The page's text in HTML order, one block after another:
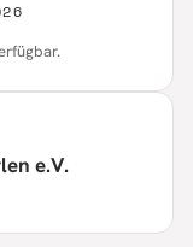
e.V.